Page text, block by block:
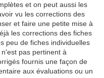
et on peut aussi les
vu les corrections des
et faire une petite mise à
les corrections des fiches
peu de fiches individuelles
pas pertinent à
fournis une façon de
aux évaluations ou un